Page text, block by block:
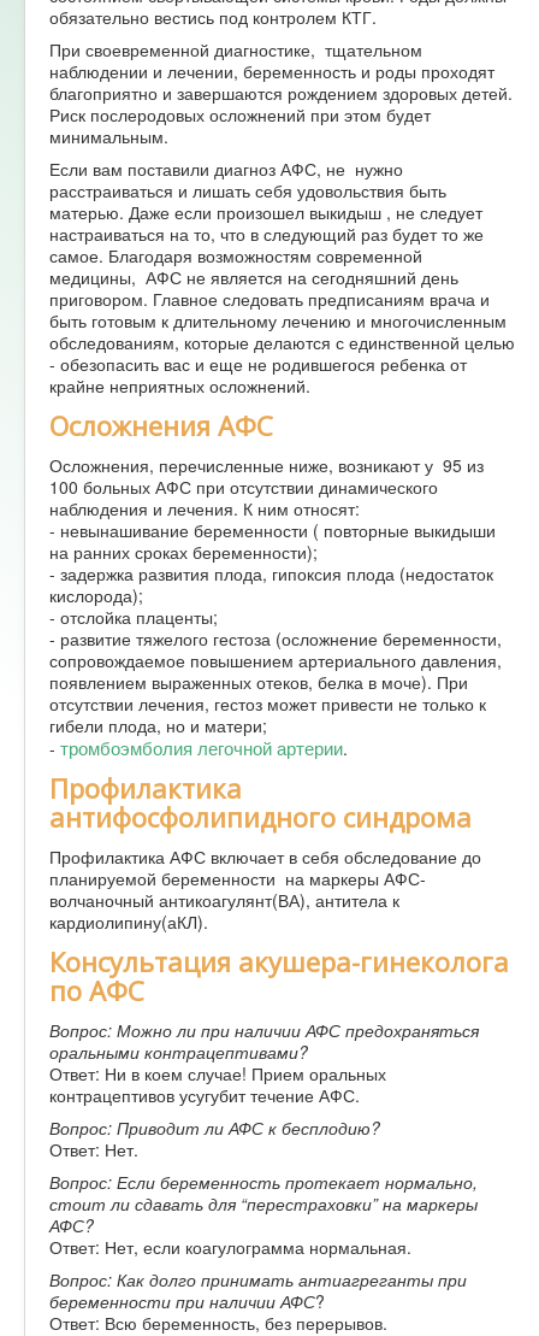
обязательно вестись под контролем КТГ.
При своевременной диагностике, тщательном
наблюдении и лечении, беременность и роды проходят
благоприятно и завершаются рождением здоровых детей.
Риск послеродовых осложнений при этом будет
минимальным.
Если вам поставили диагноз АФС, не нужно
расстраиваться и лишать себя удовольствия быть
матерью. Даже если произошел выкидыш , не следует
настраиваться на то, что в следующий раз будет то же
самое. Благодаря возможностям современной
медицины, АФС не является на сегодняшний день
приговором. Главное следовать предписаниям врача и
быть готовым к длительному лечению и многочисленным
обследованиям, которые делаются с единственной целью
- обезопасить вас и еще не родившегося ребенка от
крайне неприятных осложнений.
Осложнения АФС
Осложнения, перечисленные ниже, возникают у 95 из
100 больных АФС при отсутствии динамического
наблюдения и лечения. К ним относят:
- невынашивание беременности ( повторные выкидыши
на ранних сроках беременности);
- задержка развития плода, гипоксия плода (недостаток
кислорода);
- отслойка плаценты;
- развитие тяжелого гестоза (осложнение беременности,
сопровождаемое повышением артериального давления,
появлением выраженных отеков, белка в моче). При
отсутствии лечения, гестоз может привести не только к
гибели плода, но и матери;
- тромбоэмболия легочной артерии.
Профилактика
антифосфолипидного синдрома
Профилактика АФС включает в себя обследование до
планируемой беременности на маркеры АФС-
волчаночный антикоагулянт(ВА), антитела к
кардиолипину(аКЛ).
Консультация акушера-гинеколога
по АФС
Вопрос: Можно ли при наличии АФС предохраняться
оральными контрацептивами?
Ответ: Ни в коем случае! Прием оральных
контрацептивов усугубит течение АФС.
Вопрос: Приводит ли АФС к бесплодию?
Ответ: Нет.
Вопрос: Если беременность протекает нормально,
стоит ли сдавать для “перестраховки” на маркеры
АФС?
Ответ: Нет, если коагулограмма нормальная.
Вопрос: Как долго принимать антиагреганты при
беременности при наличии АФС?
Ответ: Всю беременность, без перерывов.